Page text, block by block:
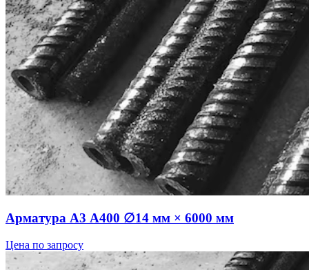
Арматура А3 А400 ∅14 мм × 6000 мм
Цена по запросу